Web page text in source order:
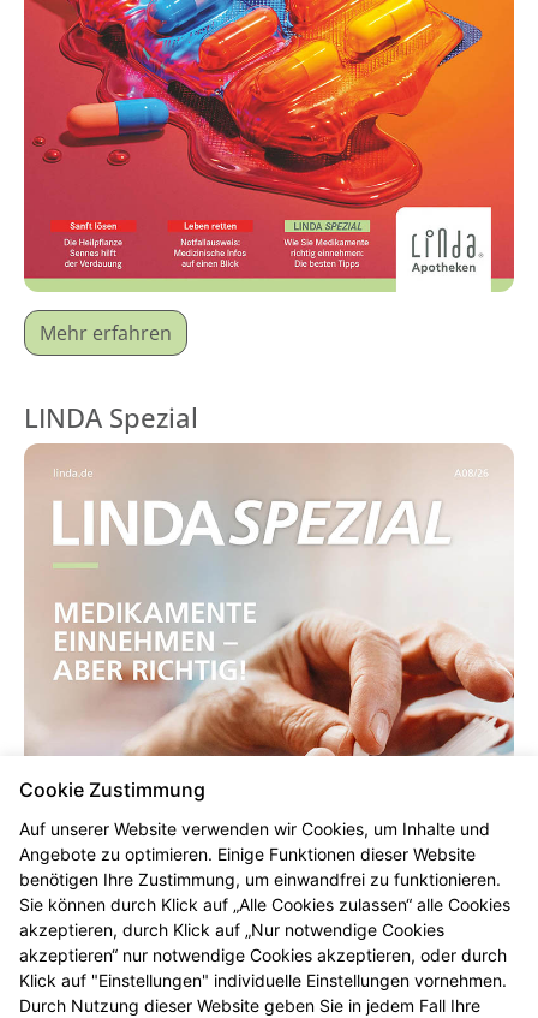
Mehr erfahren
LINDA Spezial
Cookie Zustimmung
Auf unserer Website verwenden wir Cookies, um Inhalte und
Angebote zu optimieren. Einige Funktionen dieser Website
benötigen Ihre Zustimmung, um einwandfrei zu funktionieren.
Sie können durch Klick auf „Alle Cookies zulassen“ alle Cookies
akzeptieren, durch Klick auf „Nur notwendige Cookies
akzeptieren“ nur notwendige Cookies akzeptieren, oder durch
Klick auf "Einstellungen" individuelle Einstellungen vornehmen.
Durch Nutzung dieser Website geben Sie in jedem Fall Ihre